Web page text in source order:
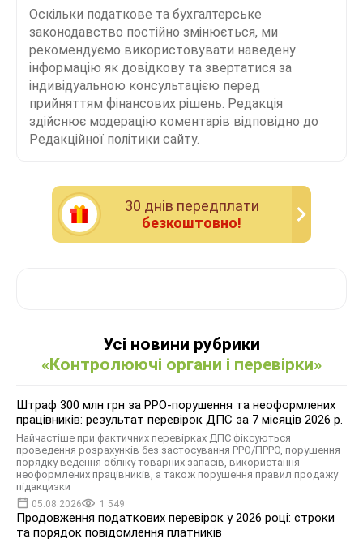
Оскільки податкове та бухгалтерське
законодавство постійно змінюється, ми
рекомендуємо використовувати наведену
інформацію як довідкову та звертатися за
індивідуальною консультацією перед
прийняттям фінансових рішень. Редакція
здійснює модерацію коментарів відповідно до
Редакційної політики сайту.
30 днiв передплати
безкоштовно!
Усі новини рубрики
«Контролюючі органи і перевірки»
Штраф 300 млн грн за РРО-порушення та неоформлених
працівників: результат перевірок ДПС за 7 місяців 2026 р.
Найчастіше при фактичних перевірках ДПС фіксуються
проведення розрахунків без застосування РРО/ПРРО, порушення
порядку ведення обліку товарних запасів, використання
неоформлених працівників, а також порушення правил продажу
підакцизки
05.08.2026 1 549
Продовження податкових перевірок у 2026 році: строки
та порядок повідомлення платників